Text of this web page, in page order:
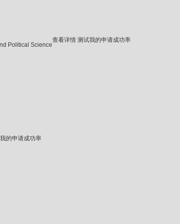
Political Science
查看详情 测试我的申请成功率
的申请成功率